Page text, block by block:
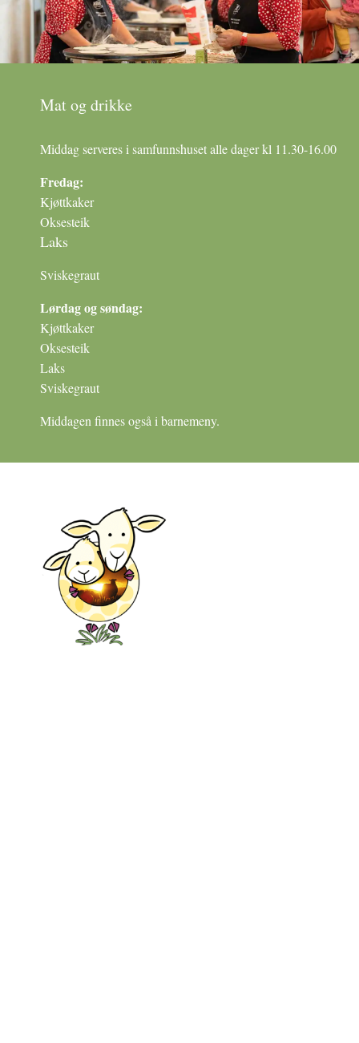
Mat og drikke
Middag serveres i samfunnshuset alle dager kl 11.30-16.00
Fredag:
Kjøttkaker
Oksesteik
Laks
Sviskegraut
Lørdag og søndag:
Kjøttkaker
Oksesteik
Laks
Sviskegraut
Middagen finnes også i barnemeny.